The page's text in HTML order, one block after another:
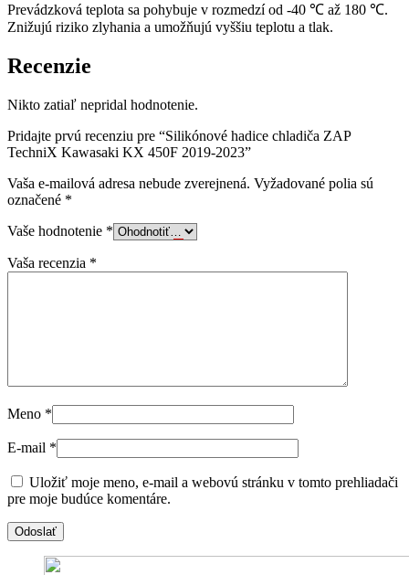
Prevádzková teplota sa pohybuje v rozmedzí od -40 ℃ až 180 ℃.
Znižujú riziko zlyhania a umožňujú vyššiu teplotu a tlak.
Recenzie
Nikto zatiaľ nepridal hodnotenie.
Pridajte prvú recenziu pre “Silikónové hadice chladiča ZAP
TechniX Kawasaki KX 450F 2019-2023”
Vaša e-mailová adresa nebude zverejnená. Vyžadované polia sú
označené *
Vaše hodnotenie *
Vaša recenzia *
Meno *
E-mail *
Uložiť moje meno, e-mail a webovú stránku v tomto prehliadači
pre moje budúce komentáre.